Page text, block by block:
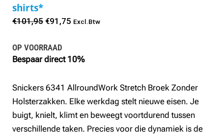
shirts*
€101,95 Oorspronkelijke
was:
€101,95.
€91,75 Huidige
€91,75.
Excl.Btw
OP VOORRAAD
Bespaar direct 10%
Snickers 6341 AllroundWork Stretch Broek Zonder
Holsterzakken. Elke werkdag stelt nieuwe eisen. Je
buigt, knielt, klimt en beweegt voortdurend tussen
verschillende taken. Precies voor die dynamiek is de